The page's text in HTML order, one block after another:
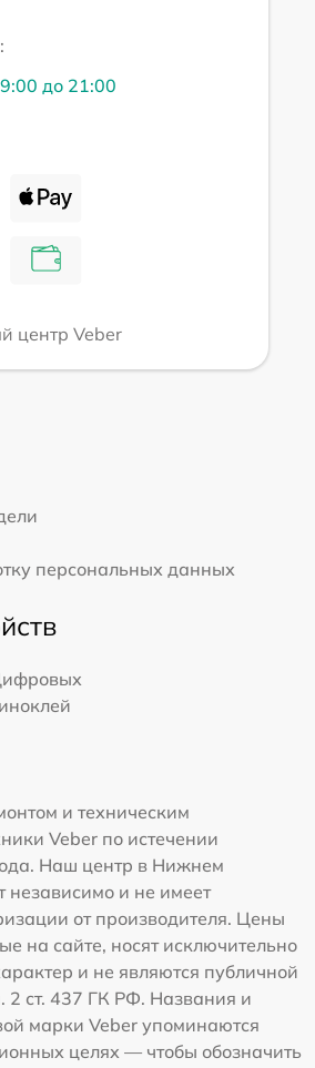
до 21:00
центр Veber
персональных данных
и техническим
Veber по истечении
Наш центр в Нижнем
независимо и не имеет
от производителя. Цены
на сайте, носят исключительно
и не являются публичной
2 ст. 437 ГК РФ. Названия и
марки Veber упоминаются
целях — чтобы обозначить